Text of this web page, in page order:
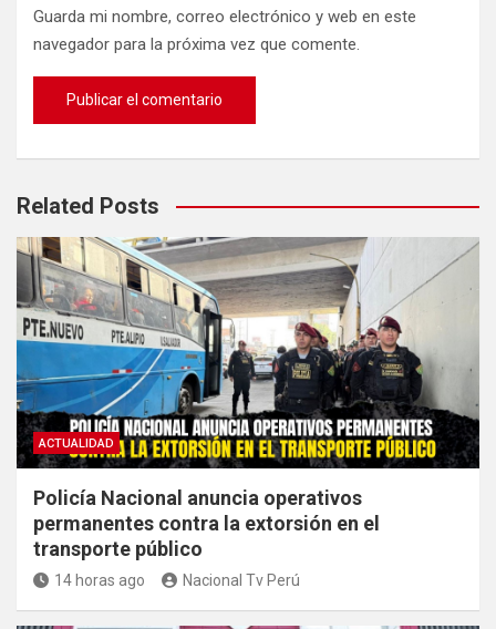
Guarda mi nombre, correo electrónico y web en este
navegador para la próxima vez que comente.
Related Posts
ACTUALIDAD
Policía Nacional anuncia operativos
permanentes contra la extorsión en el
transporte público
14 horas ago Nacional Tv Perú